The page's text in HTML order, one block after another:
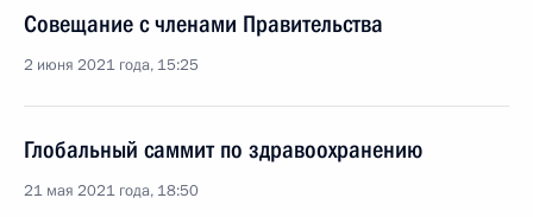
Совещание с членами Правительства
2 июня 2021 года, 15:25
Глобальный саммит по здравоохранению
21 мая 2021 года, 18:50